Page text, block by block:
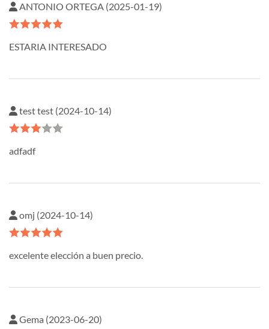
ANTONIO ORTEGA (2025-01-19)
ESTARIA INTERESADO
test test (2024-10-14)
adfadf
omj (2024-10-14)
excelente elección a buen precio.
Gema (2023-06-20)